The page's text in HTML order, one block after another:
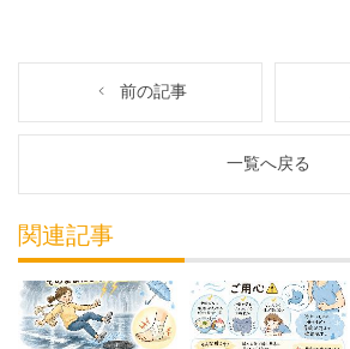
前の記事
一覧へ戻る
関連記事